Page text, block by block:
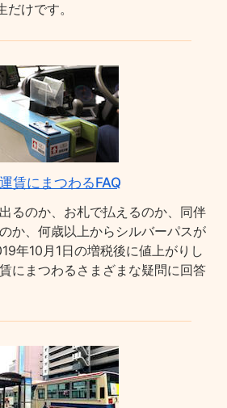
けです。
賃にまつわるFAQ
るのか、お札で払えるのか、同伴
か、何歳以上からシルバーパスが
年10月1日の増税後に値上がりし
にまつわるさまざまな疑問に回答